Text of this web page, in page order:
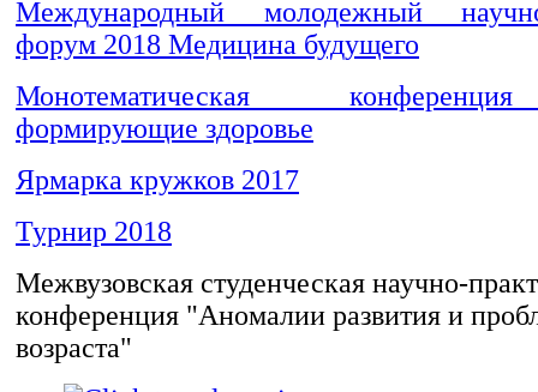
Международный молодежный
форум 2018 Медицина будущего
Монотематическая
формирующие здоровье
Ярмарка кружков 2017
Турнир 2018
Межвузовская студенческая научно-
конференция "Аномалии развития и
возраста"